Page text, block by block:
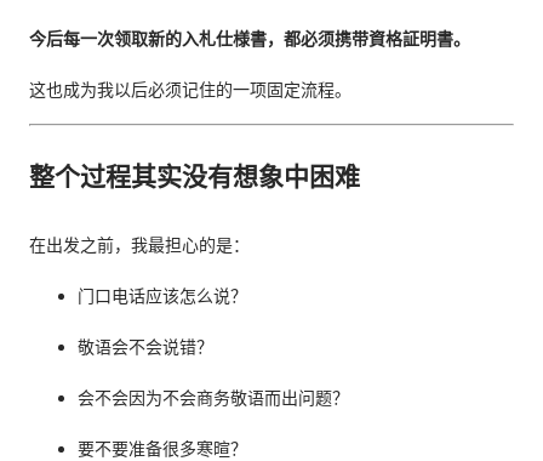
今后每一次领取新的入札仕様書，都必须携带資格証明書。
这也成为我以后必须记住的一项固定流程。
整个过程其实没有想象中困难
在出发之前，我最担心的是：
门口电话应该怎么说？
敬语会不会说错？
会不会因为不会商务敬语而出问题？
要不要准备很多寒暄？